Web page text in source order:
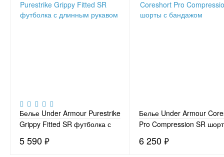
Белье Under Armour Purestrike
Grippy Fitted SR футболка с
5 590₽
Белье Under Armour
Pro Compression SR
6 250₽